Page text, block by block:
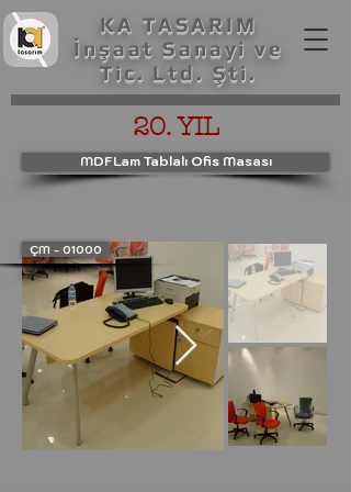
KA TASARIM
İnşaat Sanayi ve
Tic. Ltd. Şti.
20. YIL
MDFLam Tablalı Ofis Masası
ÇM - 01000